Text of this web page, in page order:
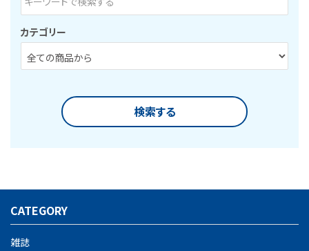
カテゴリー
検索する
キーワード
CATEGORY
雑誌